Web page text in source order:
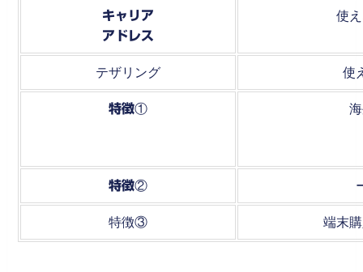
キャリア
アドレス
使
テザリング 使
特徴①
特徴②
特徴③ 端末